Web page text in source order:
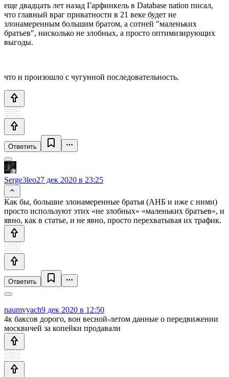
еще двадцать лет назад Гарфинкель в Database nation писал,
что главный враг приватности в 21 веке будет не
злонамеренным большим братом, а сотней "маленьких
братьев", нисколько не злобных, а просто оптимизирующих
выгоды.
что и произошло с чугунной последовательность.
Ответить
Serge3leo27 дек 2020 в 23:25
Как бы, большие злонамеренные братья (АНБ и иже с ними)
просто используют этих «не злобных» «маленьких братьев», и
явно, как в статье, и не явно, просто перехватывая их трафик.
Ответить
naumvyach9 дек 2020 в 12:50
4к баксов дорого, вон весной-летом данные о передвижении
москвичей за копейки продавали